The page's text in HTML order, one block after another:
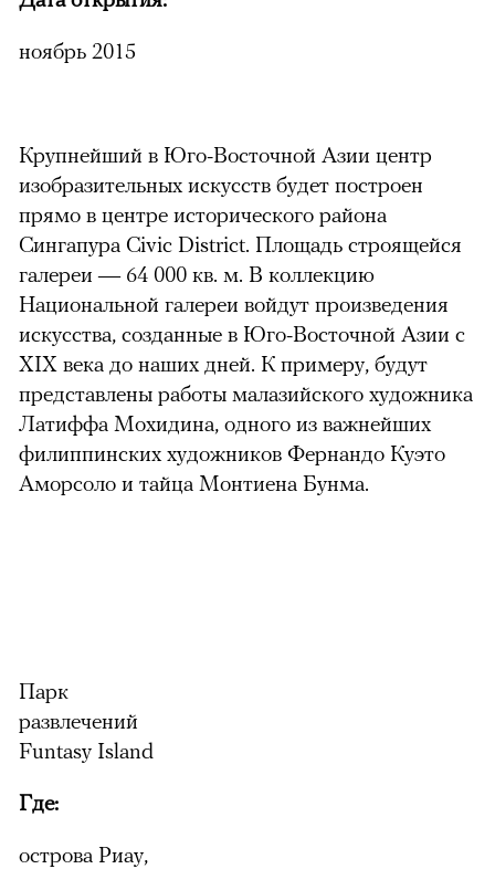
ноябрь 2015
Крупнейший в Юго-Восточной Азии центр
изобразительных искусств будет построен
прямо в центре исторического района
Сингапура Civic District. Площадь строящейся
галереи — 64 000 кв. м. В коллекцию
Национальной галереи войдут произведения
искусства, созданные в Юго-Восточной Азии с
XIX века до наших дней. К примеру, будут
представлены работы малазийского художника
Латиффа Мохидина, одного из важнейших
филиппинских художников Фернандо Куэто
Аморсоло и тайца Монтиена Бунма.
Парк
развлечений
Funtasy Island
Где:
острова Риау,